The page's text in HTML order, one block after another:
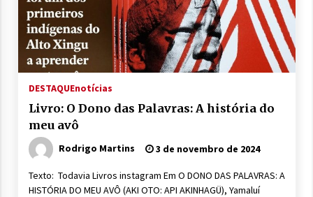
DESTAQUEnotícias
Livro: O Dono das Palavras: A história do
meu avô
Rodrigo Martins 3 de novembro de 2024
Texto: Todavia Livros instagram Em O DONO DAS PALAVRAS: A
HISTÓRIA DO MEU AVÔ (AKI OTO: API AKINHAGÜ), Yamaluí